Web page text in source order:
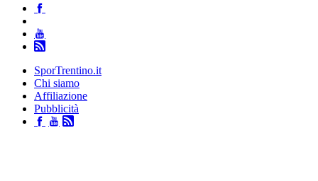
SporTrentino.it
Chi siamo
Affiliazione
Pubblicità